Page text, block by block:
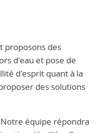
proposons des
d'eau et pose de
d'esprit quant à la
des solutions
équipe répondra